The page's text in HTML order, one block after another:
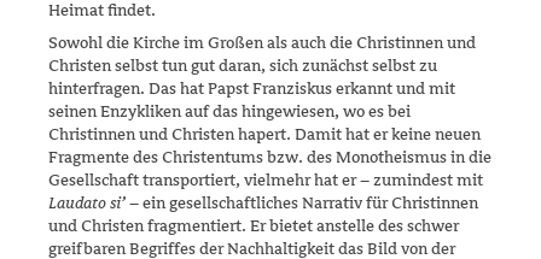
Heimat findet.
Sowohl die Kirche im Großen als auch die Christinnen und
Christen selbst tun gut daran, sich zunächst selbst zu
hinterfragen. Das hat Papst Franziskus erkannt und mit
seinen Enzykliken auf das hingewiesen, wo es bei
Christinnen und Christen hapert. Damit hat er keine neuen
Frag­mente des Christentums bzw. des Monotheismus in die
Gesellschaft transportiert, vielmehr hat er – zumindest mit
Laudato si’ – ein gesell­schaftliches Narrativ für Christinnen
und Christen fragmentiert. Er bietet anstelle des schwer
greifbaren Begriffes der Nachhaltigkeit das Bild von der